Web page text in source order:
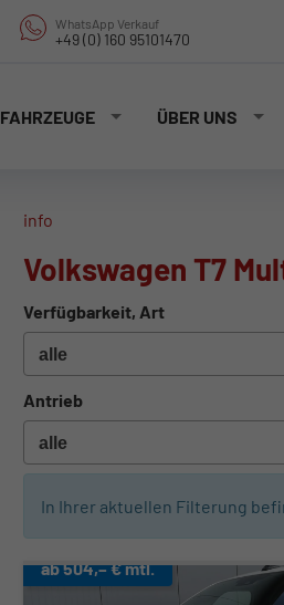
WhatsApp Verkauf
+49 (0) 160 95101470
FAHRZEUGE ÜBER UNS
info
Volkswagen T7
Verfügbarkeit, Art
Antrieb
In Ihrer aktuellen Filterung
ab 504,– € mtl.